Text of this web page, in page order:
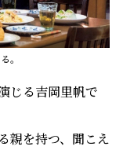
。
じる吉岡里帆で
親を持つ、聞こえ